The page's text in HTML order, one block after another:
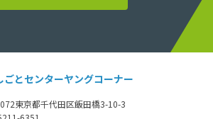
ごとセンターヤングコーナー
東京都千代田区飯田橋3-10-3